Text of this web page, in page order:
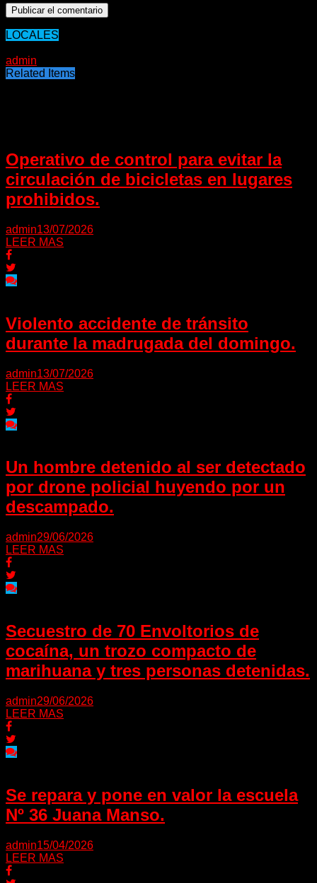
LOCALES
admin
Related Items
Operativo de control para evitar la
circulación de bicicletas en lugares
prohibidos.
admin13/07/2026
LEER MAS
Violento accidente de tránsito
durante la madrugada del domingo.
admin13/07/2026
LEER MAS
Un hombre detenido al ser detectado
por drone policial huyendo por un
descampado.
admin29/06/2026
LEER MAS
Secuestro de 70 Envoltorios de
cocaína, un trozo compacto de
marihuana y tres personas detenidas.
admin29/06/2026
LEER MAS
Se repara y pone en valor la escuela
Nº 36 Juana Manso.
admin15/04/2026
LEER MAS